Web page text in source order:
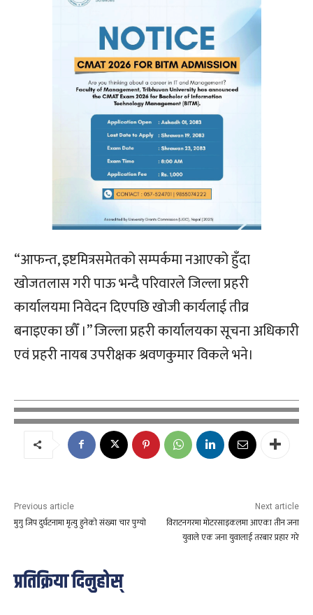
“आफन्त, इष्टमित्रसमेतको सम्पर्कमा नआएको हुँदा
खोजतलास गरी पाऊ भन्दै परिवारले जिल्ला प्रहरी
कार्यालयमा निवेदन दिएपछि खोजी कार्यलाई तीव्र
बनाइएका छौँ ।” जिल्ला प्रहरी कार्यालयका सूचना अधिकारी
एवं प्रहरी नायब उपरीक्षक श्रवणकुमार विकले भने।
Previous article
मुगु जिप दुर्घटनामा मृत्यु हुनेको संख्या चार पुग्यो
Next article
विराटनगरमा मोटरसाइकलमा आएका तीन जना
युवाले एक जना युवालाई तरबार प्रहार गरे
प्रतिक्रिया दिनुहोस्